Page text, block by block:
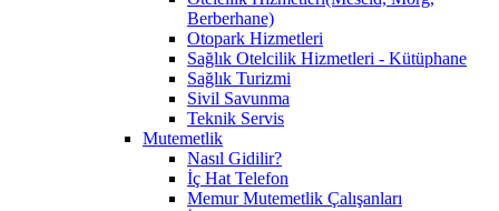
Berberhane)
Otopark Hizmetleri
Sağlık Otelcilik Hizmetleri - Kütüphane
Sağlık Turizmi
Sivil Savunma
Teknik Servis
Mutemetlik
Nasıl Gidilir?
İç Hat Telefon
Memur Mutemetlik Çalışanları